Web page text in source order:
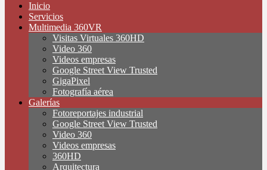
Inicio
Servicios
Multimedia 360VR
Visitas Virtuales 360HD
Video 360
Videos empresas
Google Street View Trusted
GigaPixel
Fotografía aérea
Galerías
Fotoreportajes industrial
Google Street View Trusted
Video 360
Videos empresas
360HD
Arquitectura